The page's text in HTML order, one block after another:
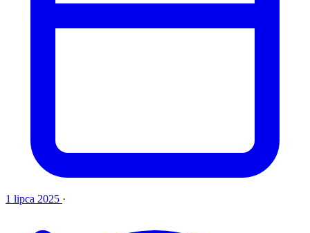
1 lipca 2025 ·